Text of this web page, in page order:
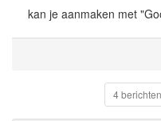
kan je aanmaken met
4 berichten